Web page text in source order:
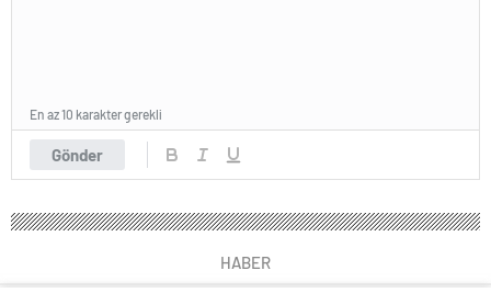
Gönder
En az 10 karakter gerekli
HABER